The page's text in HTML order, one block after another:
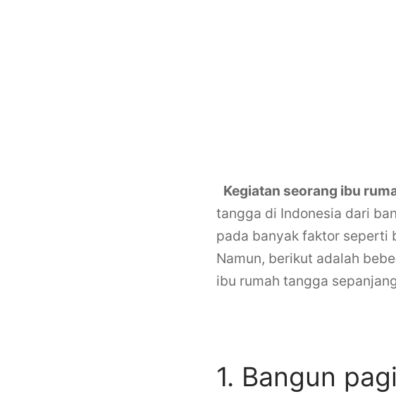
Kegiatan seorang ibu
tangga di Indonesia dari
pada banyak faktor seperti
Namun, berikut adalah
ibu rumah tangga
1. Bangun pagi